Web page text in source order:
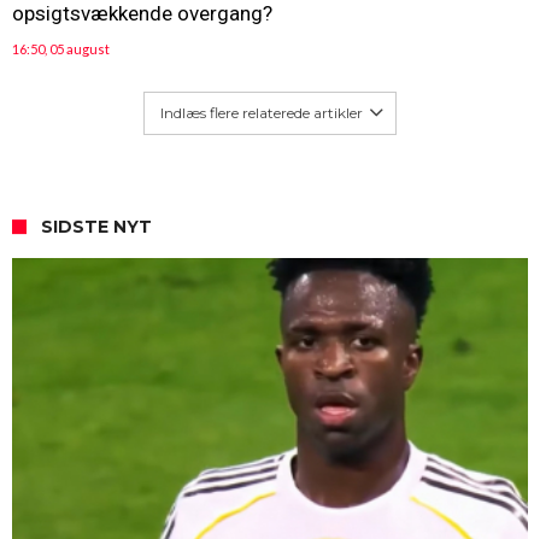
opsigtsvækkende overgang?
16:50, 05 august
Indlæs flere relaterede artikler
SIDSTE NYT